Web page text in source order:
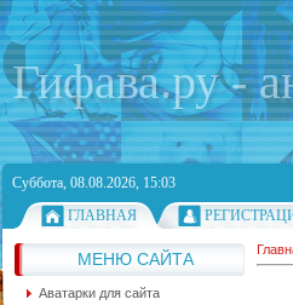
Гифава.ру -
Суббота, 08.08.2026, 15:03
ГЛАВНАЯ
МЕНЮ САЙТА
Аватарки для сайта